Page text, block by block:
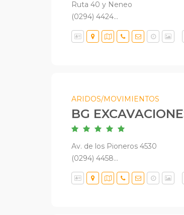
Ruta 40 y Neneo
(0294) 4424...
ARIDOS/MOVIMIENTOS
BG
Av. de los Pioneros 4530
(0294) 4458...